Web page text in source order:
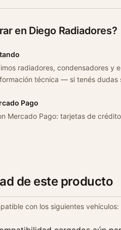
en Diego Radiadores?
radiadores, condensadores y
técnica — si tenés dudas
Pago
Mercado Pago: tarjetas de
de este producto
con los siguientes vehículos: